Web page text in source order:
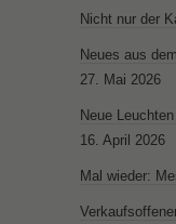
Nicht nur der
Neues aus
27. Mai 2026
Neue
16. April 2026
Mal wieder: